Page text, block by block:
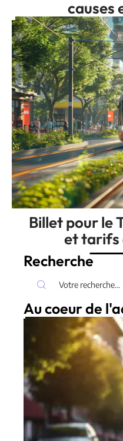
causes
Billet pour le
et tarifs
Recherche
Au coeur de